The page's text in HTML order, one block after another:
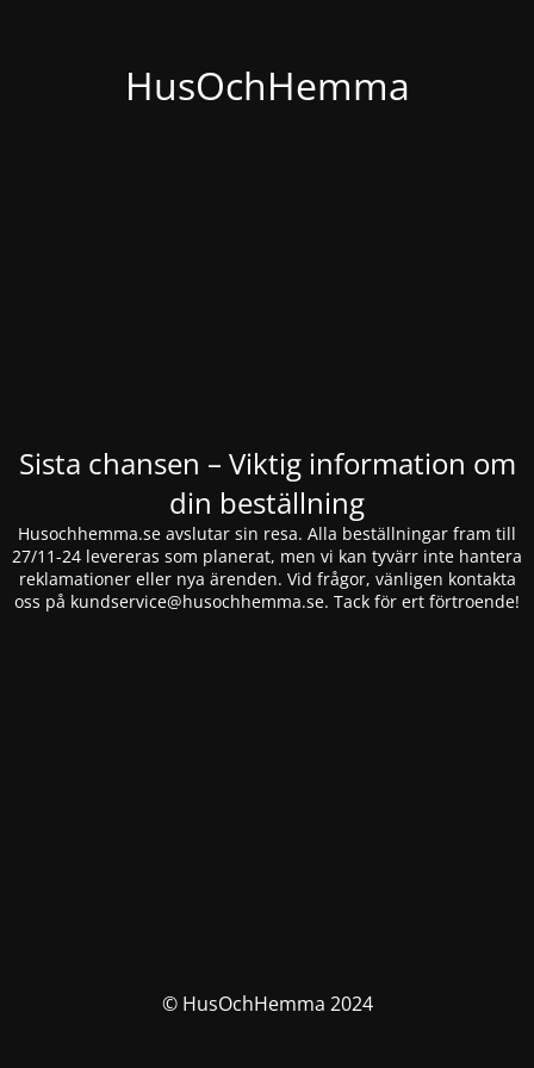
HusOchHemma
Sista chansen – Viktig information om
din beställning
Husochhemma.se avslutar sin resa. Alla beställningar fram till
27/11-24 levereras som planerat, men vi kan tyvärr inte hantera
reklamationer eller nya ärenden. Vid frågor, vänligen kontakta
oss på kundservice@husochhemma.se. Tack för ert förtroende!
© HusOchHemma 2024